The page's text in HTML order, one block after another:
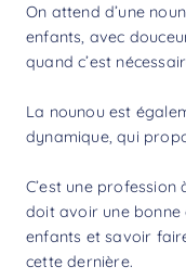
On attend d’une
enfants, avec
quand c’est
La nounou est
dynamique, qui
C’est une
doit avoir une bonne
enfants et savoir
cette dernière.